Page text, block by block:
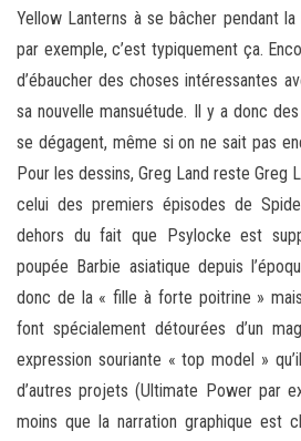
Yellow Lanterns à se bâcher pendant
par exemple, c’est typiquement ça.
d’ébaucher des choses intéressantes
sa nouvelle mansuétude. Il y a donc
se dégagent, même si on ne sait pas
Pour les dessins, Greg Land reste Greg
celui des premiers épisodes de
dehors du fait que Psylocke est
poupée Barbie asiatique depuis
donc de la « fille à forte poitrine »
font spécialement détourées d’un
expression souriante « top model »
d’autres projets (Ultimate Power par
moins que la narration graphique est